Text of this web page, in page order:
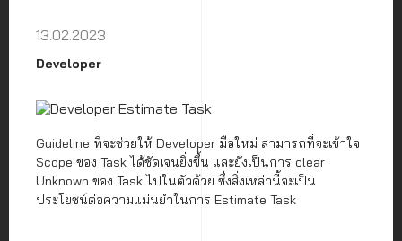
13.02.2023
Developer
Guideline ที่จะช่วยให้ Developer มือใหม่ สามารถที่จะเข้าใจ
Scope ของ Task ได้ชัดเจนยิ่งขึ้น และยังเป็นการ clear
Unknown ของ Task ไปในตัวด้วย ซึ่งสิ่งเหล่านี้จะเป็น
ประโยชน์ต่อความแม่นยำในการ Estimate Task